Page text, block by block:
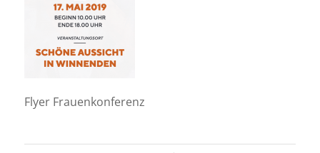
Flyer Frauenkonferenz